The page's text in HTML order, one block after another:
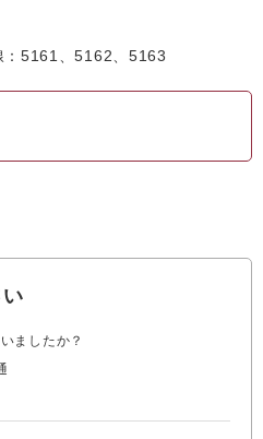
5161、5162、5163
ましたか？